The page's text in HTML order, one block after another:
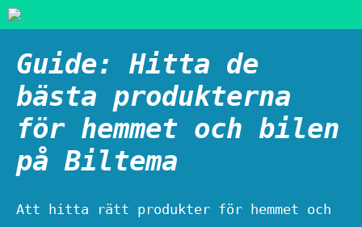
Guide: Hitta de
bästa produkterna
för hemmet och bilen
på Biltema
Att hitta rätt produkter för hemmet och